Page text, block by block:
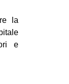
la
e